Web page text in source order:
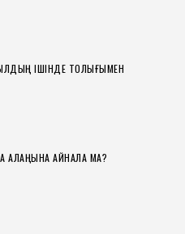
ІШІНДЕ ТОЛЫҒЫМЕН
АЛАҢЫНА АЙНАЛА МА?